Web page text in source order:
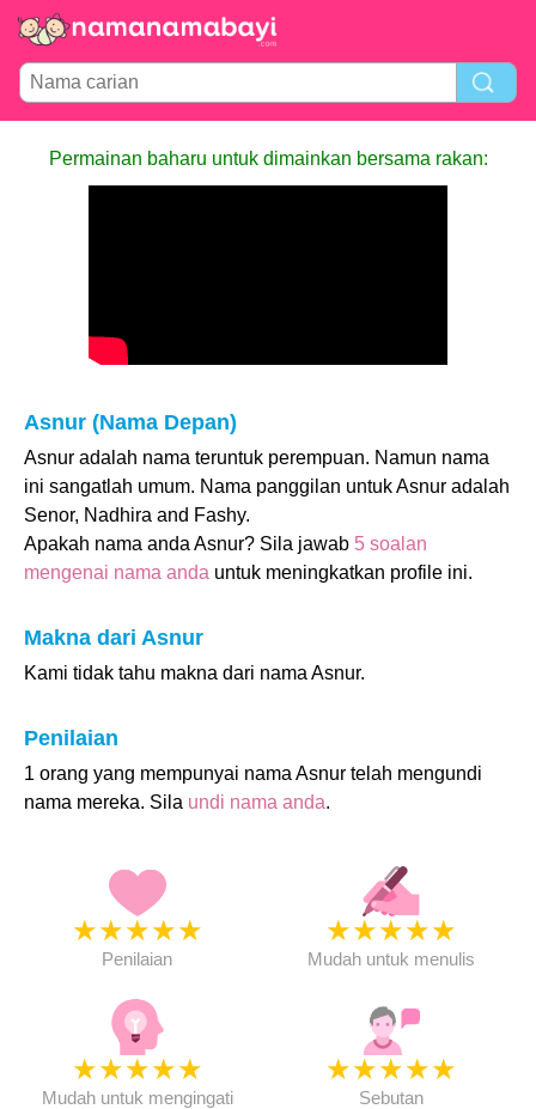
Permainan baharu untuk dimainkan bersama rakan:
Asnur (Nama Depan)
Asnur adalah nama teruntuk perempuan. Namun nama
ini sangatlah umum. Nama panggilan untuk Asnur adalah
Senor, Nadhira and Fashy.
Apakah nama anda Asnur? Sila jawab 5 soalan
mengenai nama anda untuk meningkatkan profile ini.
Makna dari Asnur
Kami tidak tahu makna dari nama Asnur.
Penilaian
1 orang yang mempunyai nama Asnur telah mengundi
nama mereka. Sila undi nama anda.
★★★★★
Penilaian
★★★★★
Mudah untuk menulis
★★★★★
Mudah untuk mengingati
★★★★★
Sebutan